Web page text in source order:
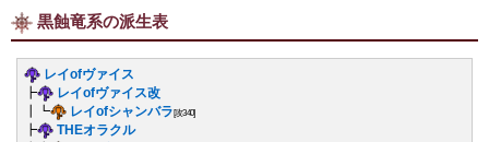
黒蝕竜系の派生表
レイofヴァイス
┣
レイofヴァイス改
┃┗
レイofシャンバラ[攻340]
┣
THEオラクル